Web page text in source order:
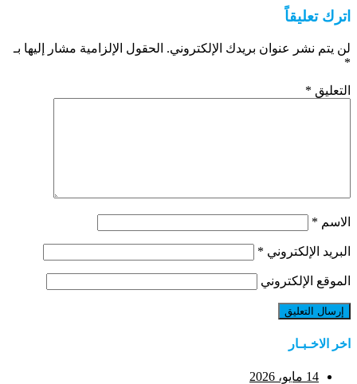
اترك تعليقاً
لن يتم نشر عنوان بريدك الإلكتروني. الحقول الإلزامية مشار إليها بـ
*
التعليق *
الاسم *
البريد الإلكتروني *
الموقع الإلكتروني
اخر الاخـبـار
14 مايو، 2026